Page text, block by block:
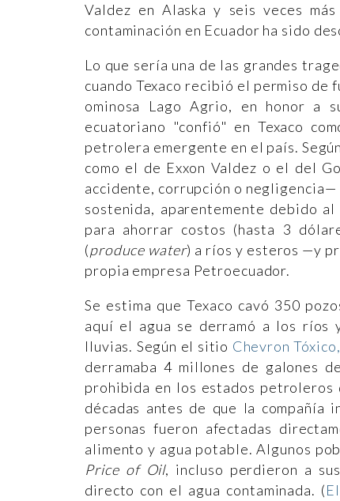
Valdez en Alaska y seis veces
contaminación en Ecuador ha sido
Lo que sería una de las grandes
cuando Texaco recibió el permiso de
ominosa Lago Agrio, en honor a
ecuatoriano "confió" en Texaco
petrolera emergente en el país.
como el de Exxon Valdez o el del
accidente, corrupción o negligencia—
sostenida, aparentemente debido
para ahorrar costos (hasta 3
(produce water) a ríos y esteros —y
propia empresa Petroecuador.
Se estima que Texaco cavó 350
aquí el agua se derramó a los ríos
lluvias. Según el sitio Chevron Tóxico,
derramaba 4 millones de galones
prohibida en los estados petroleros
décadas antes de que la compañía
personas fueron afectadas
alimento y agua potable. Algunos
Price of Oil, incluso perdieron a
directo con el agua contaminada. (